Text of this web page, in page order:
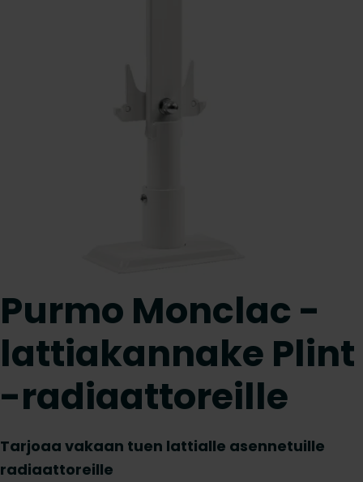
Purmo Monclac -
lattiakannake Plint
-radiaattoreille
Tarjoaa vakaan tuen lattialle asennetuille
radiaattoreille